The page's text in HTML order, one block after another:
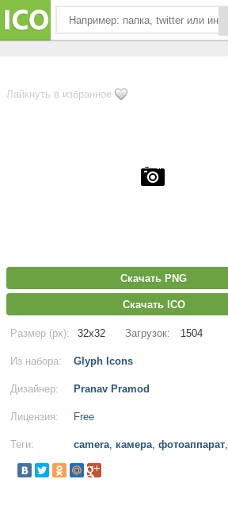
Лайкнуть в избранное
Скачать PNG
Скачать ICO
Размер (px): 32x32 Загрузок: 1504
Из набора: Glyph Icons
Дизайнер: Pranav Pramod
Лицензия: Free
Теги: camera, камера, фотоаппарат,